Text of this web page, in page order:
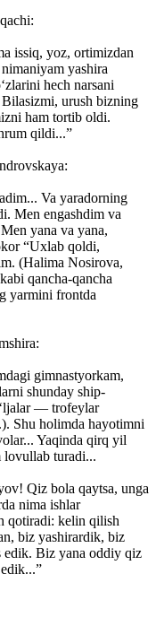
issiq, yoz, ortimizdan
yashira
hech narsani
Bilasizmi, urush bizning
ham tortib oldi.
qildi...”
Va yaradorning
Men engashdim va
yana va yana,
“Uxlab qoldi,
(Halima Nosirova,
qancha-qancha
yarmini frontda
gimnastyorkam,
shunday ship-
— trofeylar
Shu holimda hayotimni
Yaqinda qirq yil
lovullab turadi...
Qiz bola qaytsa, unga
nima ishlar
qotiradi: kelin qilish
biz yashirardik, biz
edik. Biz yana oddiy qiz